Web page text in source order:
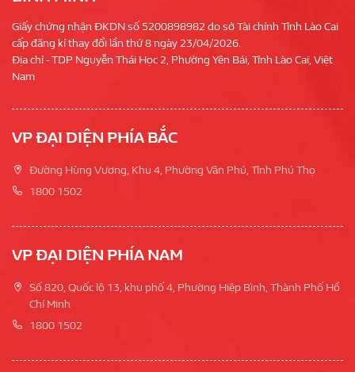
Giấy chứng nhận ĐKDN số 5200898982 do sở Tài chính Tỉnh Lào Cai
cấp đăng kí thay đổi lần thứ 8 ngày 23/04/2026.
Địa chỉ - TDP Nguyễn Thái Học 2, Phường Yên Bái, Tỉnh Lào Cai, Việt
Nam
VP ĐẠI DIỆN PHÍA BẮC
Đường Hùng Vương, Khu 4, Phường Vân Phú, Tỉnh Phú Thọ
1800 1502
VP ĐẠI DIỆN PHÍA NAM
Số 820, Quốc lộ 13, khu phố 4, Phường Hiệp Bình, Thành Phố Hồ
Chí Minh
1800 1502